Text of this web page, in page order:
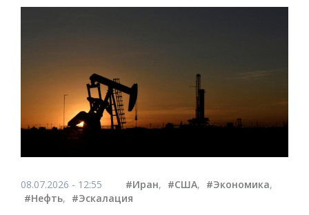
08.07.2026 - 12:55 #Иран, #США, #Экономика,
#Нефть, #Эскалация